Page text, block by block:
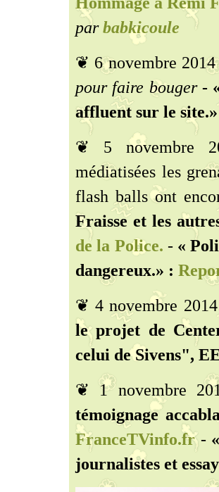
parbabkicoule
❦ 6 novembre
pour faire bouger-
affluent sur le
❦ 5 novembre
médiatisées les
flash balls ont
Fraisse et les
de la Police. - «
dangereux.» :
❦ 4 novembre
le projet de
celui de Sivens",
❦ 1 novembre
témoignage
FranceTVinfo.fr-
journalistes et